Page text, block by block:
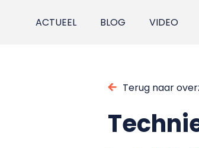
ACTUEEL BLOG VIDEO
Terug naar